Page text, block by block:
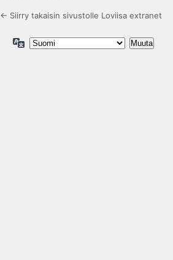
← Siirry takaisin sivustolle Loviisa extranet
Kieli